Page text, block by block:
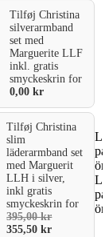
TilføjChristina
silverarmband
set med
Marguerite LLF
inkl. gratis
smyckeskrinfor
0,00kr
TilføjChristina
slim
läderarmband set
med Marguerit
LLH i silver,
inkl gratis
smyckeskrinfor
395,00kr
355,50kr
på
på